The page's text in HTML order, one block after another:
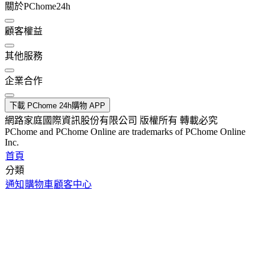
關於PChome24h
顧客權益
其他服務
企業合作
下載 PChome 24h購物 APP
網路家庭國際資訊股份有限公司 版權所有 轉載必究
PChome and PChome Online are trademarks of PChome Online
Inc.
首頁
分類
通知 購物車顧客中心